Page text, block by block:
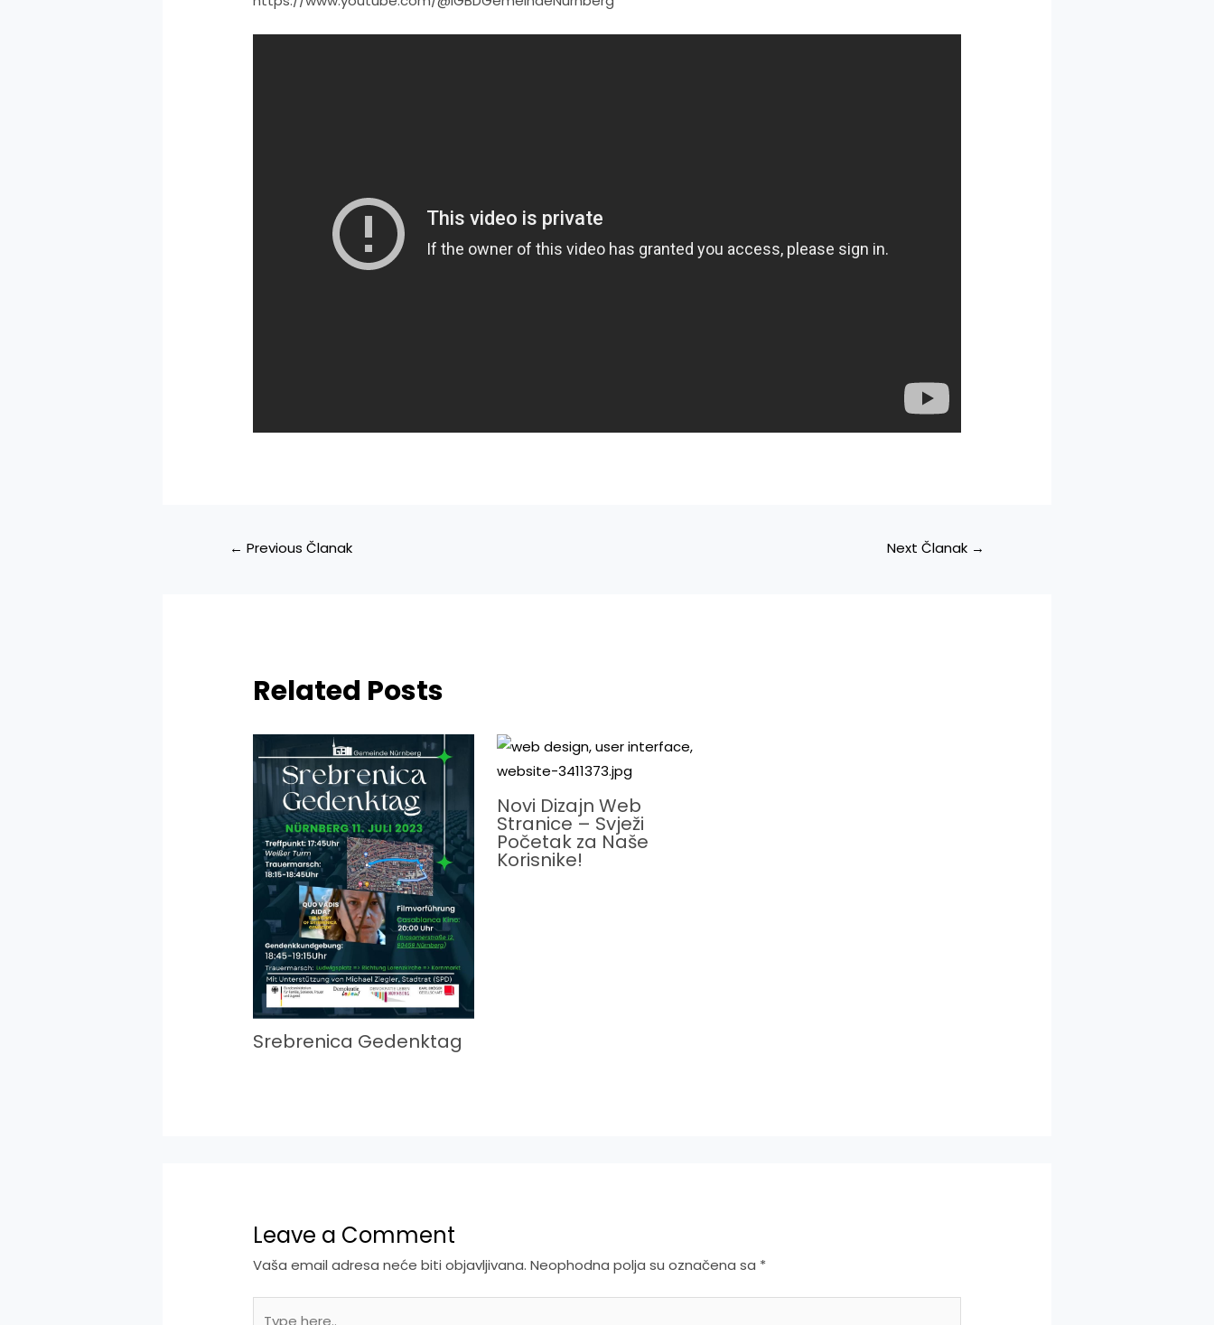
Navigacija
← Previous Članak Next Članak →
Related Posts
Srebrenica Gedenktag
Novi Dizajn Web
Stranice – Svježi
Početak za Naše
Korisnike!
Leave a Comment
Vaša email adresa neće biti objavljivana. Neophodna polja su označena sa *